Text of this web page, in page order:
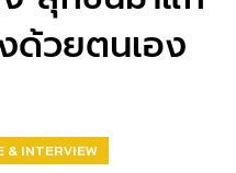
ด้วยตนเอง
& INTERVIEW